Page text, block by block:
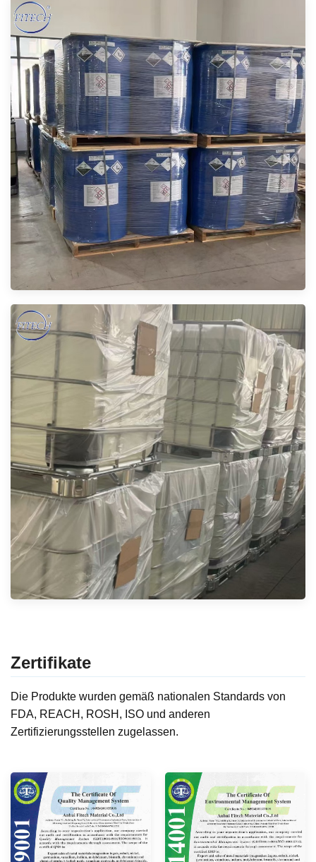
Zertifikate
Die Produkte wurden gemäß nationalen Standards von
FDA, REACH, ROSH, ISO und anderen
Zertifizierungsstellen zugelassen.